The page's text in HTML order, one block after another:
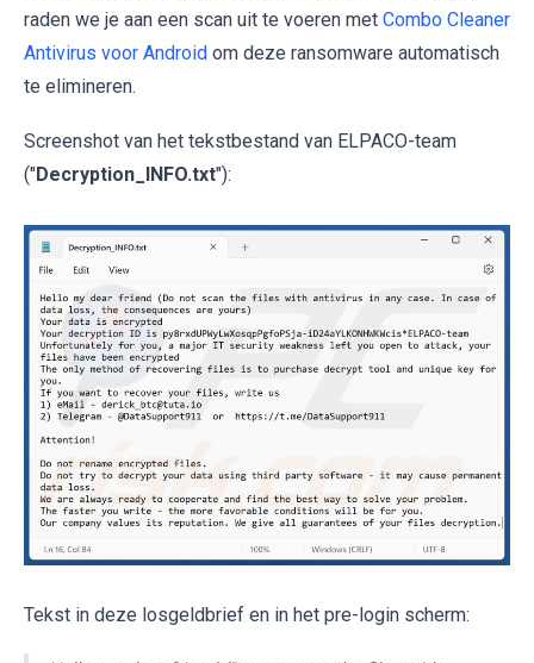
raden we je aan een scan uit te voeren met Combo Cleaner
Antivirus voor Android om deze ransomware automatisch
te elimineren.
Screenshot van het tekstbestand van ELPACO-team
("Decryption_INFO.txt"):
Tekst in deze losgeldbrief en in het pre-login scherm: